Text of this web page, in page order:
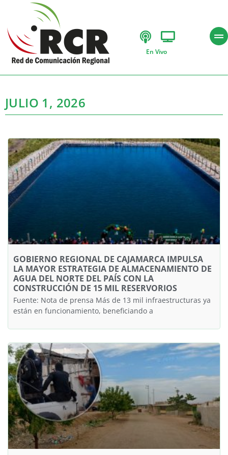
En Vivo
JULIO 1, 2026
GOBIERNO REGIONAL DE CAJAMARCA IMPULSA
LA MAYOR ESTRATEGIA DE ALMACENAMIENTO DE
AGUA DEL NORTE DEL PAÍS CON LA
CONSTRUCCIÓN DE 15 MIL RESERVORIOS
Fuente: Nota de prensa Más de 13 mil infraestructuras ya
están en funcionamiento, beneficiando a